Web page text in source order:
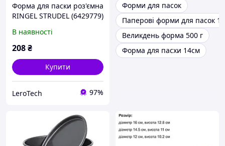
Форма для паски роз'ємна
RINGEL STRUDEL (6429779)
В наявності
208₴
Купити
LeroTech 97%
Форми для пасок
Паперові форми для пасок
Великдень форма 500 г
Форма для пасхи 14см